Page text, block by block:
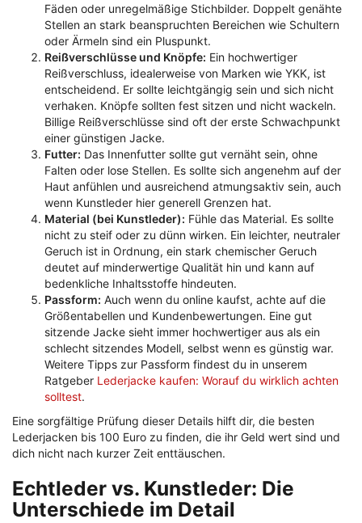
Fäden oder unregelmäßige Stichbilder. Doppelt genähte
Stellen an stark beanspruchten Bereichen wie Schultern
oder Ärmeln sind ein Pluspunkt.
Reißverschlüsse und Knöpfe: Ein hochwertiger
Reißverschluss, idealerweise von Marken wie YKK, ist
entscheidend. Er sollte leichtgängig sein und sich nicht
verhaken. Knöpfe sollten fest sitzen und nicht wackeln.
Billige Reißverschlüsse sind oft der erste Schwachpunkt
einer günstigen Jacke.
Futter: Das Innenfutter sollte gut vernäht sein, ohne
Falten oder lose Stellen. Es sollte sich angenehm auf der
Haut anfühlen und ausreichend atmungsaktiv sein, auch
wenn Kunstleder hier generell Grenzen hat.
Material (bei Kunstleder): Fühle das Material. Es sollte
nicht zu steif oder zu dünn wirken. Ein leichter, neutraler
Geruch ist in Ordnung, ein stark chemischer Geruch
deutet auf minderwertige Qualität hin und kann auf
bedenkliche Inhaltsstoffe hindeuten.
Passform: Auch wenn du online kaufst, achte auf die
Größentabellen und Kundenbewertungen. Eine gut
sitzende Jacke sieht immer hochwertiger aus als ein
schlecht sitzendes Modell, selbst wenn es günstig war.
Weitere Tipps zur Passform findest du in unserem
Ratgeber Lederjacke kaufen: Worauf du wirklich achten
solltest.
Eine sorgfältige Prüfung dieser Details hilft dir, die besten
Lederjacken bis 100 Euro zu finden, die ihr Geld wert sind und
dich nicht nach kurzer Zeit enttäuschen.
Echtleder vs. Kunstleder: Die
Unterschiede im Detail